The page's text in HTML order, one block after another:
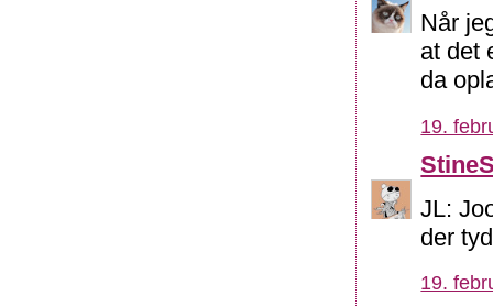
Når
at det
da
19.
JL:
der
19.